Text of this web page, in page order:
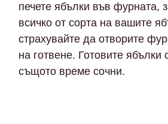
печете ябълки във фурната,
всичко от сорта на вашите
страхувайте да отворите
на готвене. Готовите ябълки
същото време сочни.